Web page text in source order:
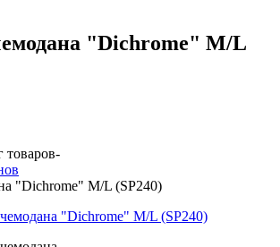
"Dichrome" M/L
товаров-
"Dichrome" M/L (SP240)